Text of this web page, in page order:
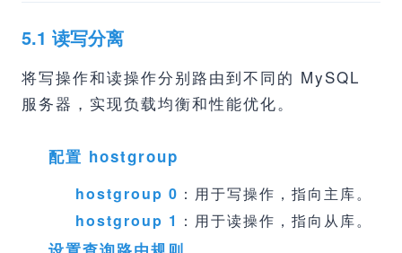
5.1 读写分离
将写操作和读操作分别路由到不同的 MySQL
服务器，实现负载均衡和性能优化。
配置 hostgroup
hostgroup 0 ：用于写操作，指向主库。
hostgroup 1 ：用于读操作，指向从库。